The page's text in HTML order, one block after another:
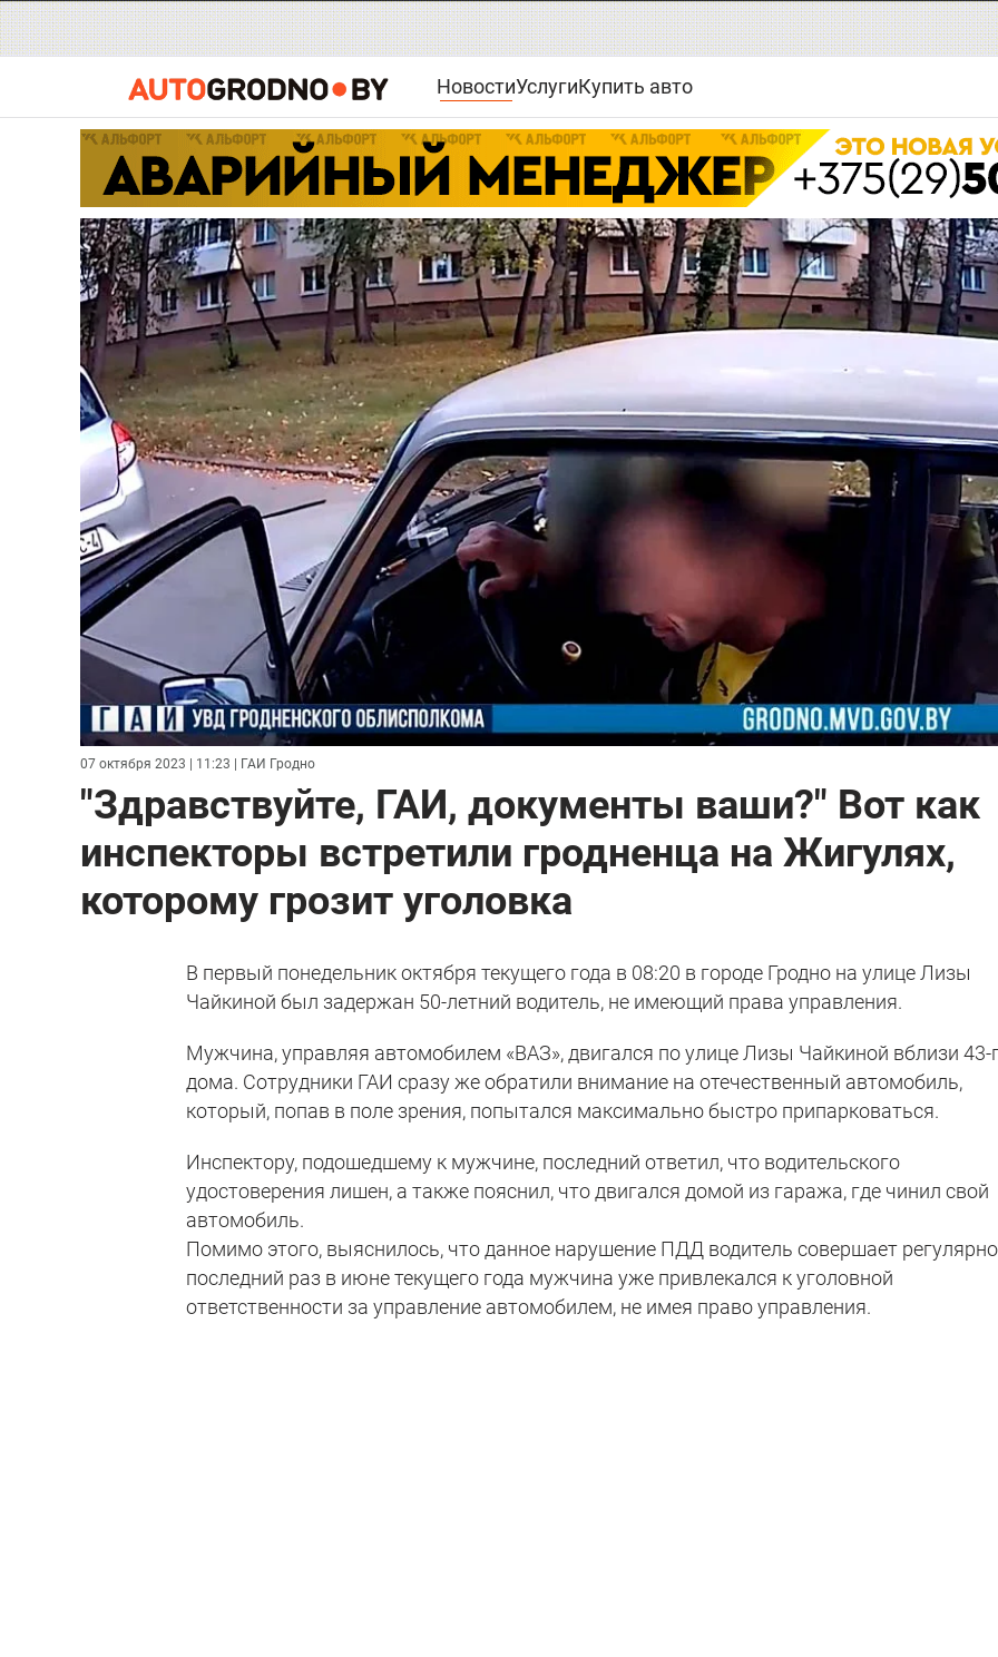
НовостиУслугиКупить авто
07 октября 2023 | 11:23 | ГАИ Гродно
"Здравствуйте, ГАИ, документы ваши?" Вот как
инспекторы встретили гродненца на Жигулях,
которому грозит уголовка
В первый понедельник октября текущего года в 08:20 в городе Гродно на улице Лизы
Чайкиной был задержан 50-летний водитель, не имеющий права управления.
Мужчина, управляя автомобилем «ВАЗ», двигался по улице Лизы Чайкиной вблизи 43-
дома. Сотрудники ГАИ сразу же обратили внимание на отечественный автомобиль,
который, попав в поле зрения, попытался максимально быстро припарковаться.
Инспектору, подошедшему к мужчине, последний ответил, что водительского
удостоверения лишен, а также пояснил, что двигался домой из гаража, где чинил свой
автомобиль.
Помимо этого, выяснилось, что данное нарушение ПДД водитель совершает
последний раз в июне текущего года мужчина уже привлекался к уголовной
ответственности за управление автомобилем, не имея право управления.